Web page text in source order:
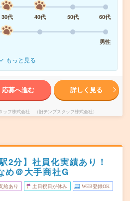
30代 40代 50代
60代
男性
もっと見る
応募へ進む 詳しく見る
ッフ株式会社 （旧テンプスタッフ株式会社）
2分】社員化実績あり！
め＠大手商社G
給あり 土日祝日が休み WEB登録OK